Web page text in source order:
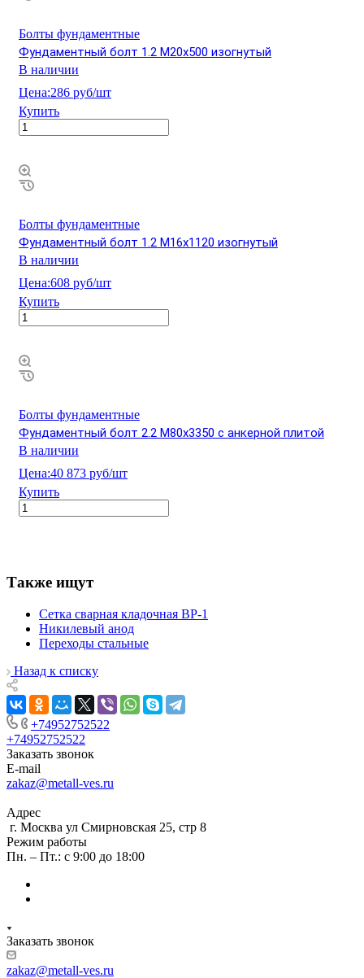
Болты фундаментные
Фундаментный болт 1.2 М20х500 изогнутый
В наличии
Цена:286 руб/шт
Купить
Болты фундаментные
Фундаментный болт 1.2 М16х1120 изогнутый
В наличии
Цена:608 руб/шт
Купить
Болты фундаментные
Фундаментный болт 2.2 М80х3350 с анкерной плитой
В наличии
Цена:40 873 руб/шт
Купить
Также ищут
Сетка сварная кладочная ВР-1
Никилевый анод
Переходы стальные
Назад к списку
+74952752522
+74952752522
Заказать звонок
E-mail
zakaz@metall-ves.ru
Адрес
г. Москва ул Смирновская 25, стр 8
Режим работы
Пн. – Пт.: с 9:00 до 18:00
Заказать звонок
zakaz@metall-ves.ru